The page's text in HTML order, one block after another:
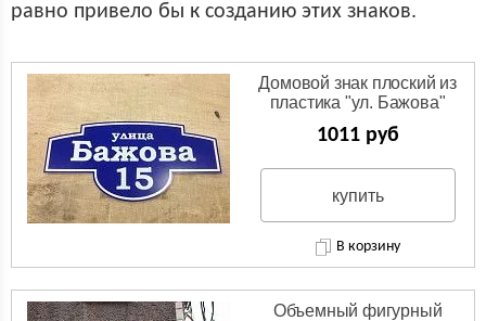
равно привело бы к созданию этих знаков.
Домовой знак плоский из
пластика "ул. Бажова"
1011 руб
купить
В корзину
Объемный фигурный